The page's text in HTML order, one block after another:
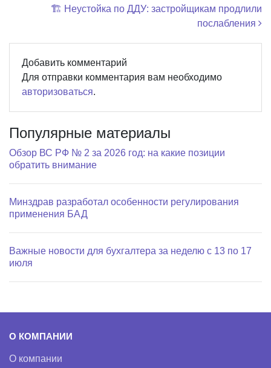
🏗️ Неустойка по ДДУ: застройщикам продлили
послабления
Добавить комментарий
Для отправки комментария вам необходимо
авторизоваться.
Популярные материалы
Обзор ВС РФ № 2 за 2026 год: на какие позиции
обратить внимание
Минздрав разработал особенности регулирования
применения БАД
Важные новости для бухгалтера за неделю с 13 по 17
июля
О КОМПАНИИ
О компании